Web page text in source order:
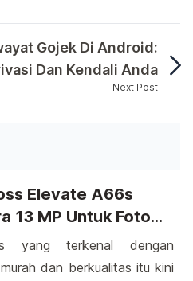
ponsel Android
Gojek Di Android:
Dan Kendali Anda
Next Post
Elevate A66s
13 MP Untuk Foto
yang terkenal dengan
dan berkualitas itu kini